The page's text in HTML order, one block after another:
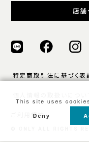
店舗
特定商取引法に基づく表
ご利用規約
This site uses
Deny